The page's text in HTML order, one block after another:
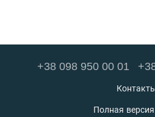
+38 098 950 00 01
Полная